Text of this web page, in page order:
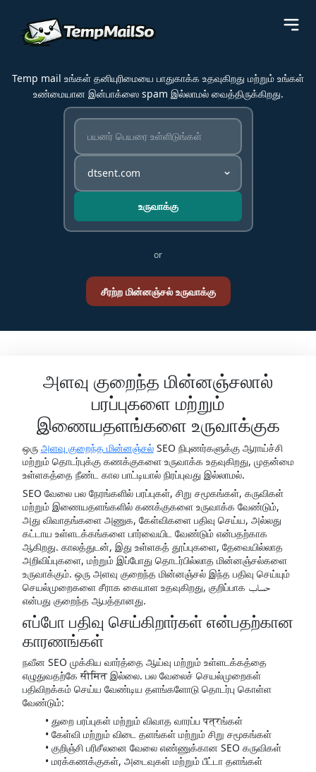
Temp mail உங்கள் தனியுரிமையை பாதுகாக்க உதவுகிறது மற்றும் உங்கள்
உண்மையான இன்பாக்ஸை spam இல்லாமல் வைத்திருக்கிறது.
உருவாக்கு
or
சீரற்ற மின்னஞ்சல் உருவாக்கு
அளவு குறைந்த மின்னஞ்சலால்
பரப்புகளை மற்றும்
இணையதளங்களை உருவாக்குக
ஒரு அளவு குறைந்த மின்னஞ்சல்SEO நிபுணர்களுக்கு ஆராய்ச்சி
மற்றும் தொடர்புக்கு கணக்குகளை உருவாக்க உதவுகிறது, முதன்மை
உள்ளகத்தை நீண்ட கால பாட்டியால் நிரப்புவது இல்லாமல்.
SEO வேலை பல நேரங்களில் பரப்புகள், சிறு சமூகங்கள், கருவிகள்
மற்றும் இணையதளங்களில் கணக்குகளை உருவாக்க வேண்டும்,
அது விவாதங்களை அணுக, கேள்விகளை பதிவு செய்ய, அல்லது
கட்டாய உள்ளடக்கங்களை பார்வையிட வேண்டும் என்பதற்காக
ஆகிறது. காலத்துடன், இது உள்ளகத் தூப்புகளை, தேவையில்லாத
அறிவிப்புகளை, மற்றும் இப்போது தொடர்பில்லாத மின்னஞ்சல்களை
உருவாக்கும். ஒரு அளவு குறைந்த மின்னஞ்சல் இந்த பதிவு செய்யும்
செயல்முறைகளை சீராக கையாள உதவுகிறது, குறிப்பாக حساب
என்பது குறைந்த ஆபத்தானது.
எப்போ பதிவு செய்கிறார்கள் என்பதற்கான
காரணங்கள்
நவீன SEO முக்கிய வார்த்தை ஆய்வு மற்றும் உள்ளடக்கத்தை
எழுதுவதற்கே सीमित இல்லை. பல வேலைச் செயல்முறைகள்
பதிவிறக்கம் செய்ய வேண்டிய தளங்களோடு தொடர்பு கொள்ள
வேண்டும்:
துறை பரப்புகள் மற்றும் விவாத வாரப்ப पत्रங்கள்
கேள்வி மற்றும் விடை தளங்கள் மற்றும் சிறு சமூகங்கள்
குறிஞ்சி பரிசீலனை வேலை எண்ணுக்கான SEO கருவிகள்
மரக்கணக்குகள், அடைவுகள் மற்றும் பீட்டா தளங்கள்